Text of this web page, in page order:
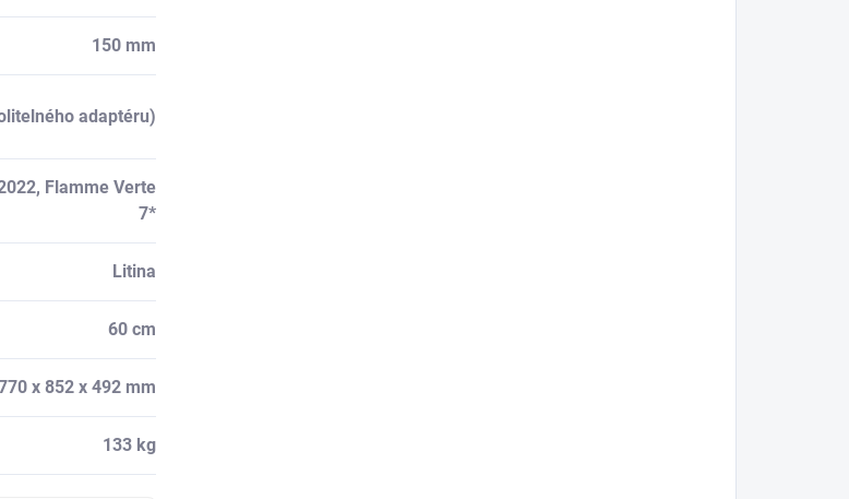
150 mm
adaptéru)
Flamme Verte
7*
Litina
60 cm
x 852 x 492 mm
133 kg